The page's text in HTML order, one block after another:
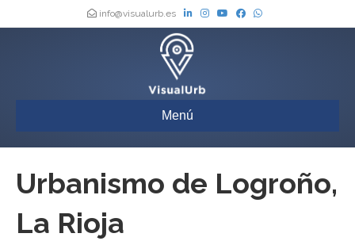
info@visualurb.es
Menú
Urbanismo de Logroño,
La Rioja